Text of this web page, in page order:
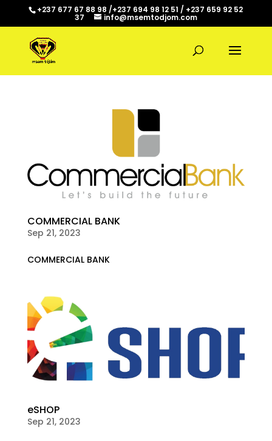
+237 677 67 88 98 /+237 694 98 12 51 / +237 659 92 52
37 info@msemtodjom.com
COMMERCIAL BANK
Sep 21, 2023
COMMERCIAL BANK
eSHOP
Sep 21, 2023